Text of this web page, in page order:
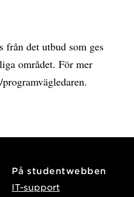
det utbud som ges
området. För mer
På studentwebben
IT-support